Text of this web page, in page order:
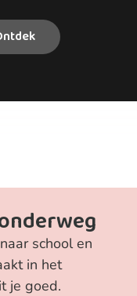
school en
in het
je goed.